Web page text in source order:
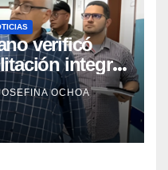
verificó
integral
María
OCHOA